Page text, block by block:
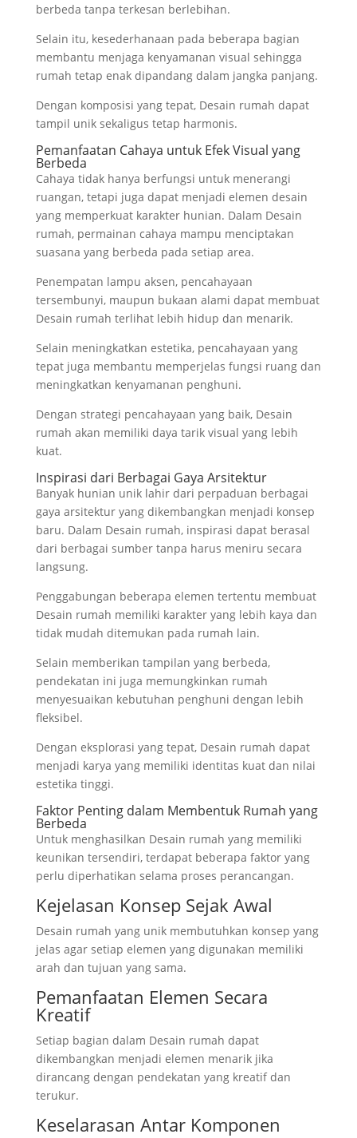
berbeda tanpa terkesan berlebihan.
Selain itu, kesederhanaan pada beberapa bagian
membantu menjaga kenyamanan visual sehingga
rumah tetap enak dipandang dalam jangka panjang.
Dengan komposisi yang tepat, Desain rumah dapat
tampil unik sekaligus tetap harmonis.
Pemanfaatan Cahaya untuk Efek Visual yang
Berbeda
Cahaya tidak hanya berfungsi untuk menerangi
ruangan, tetapi juga dapat menjadi elemen desain
yang memperkuat karakter hunian. Dalam Desain
rumah, permainan cahaya mampu menciptakan
suasana yang berbeda pada setiap area.
Penempatan lampu aksen, pencahayaan
tersembunyi, maupun bukaan alami dapat membuat
Desain rumah terlihat lebih hidup dan menarik.
Selain meningkatkan estetika, pencahayaan yang
tepat juga membantu memperjelas fungsi ruang dan
meningkatkan kenyamanan penghuni.
Dengan strategi pencahayaan yang baik, Desain
rumah akan memiliki daya tarik visual yang lebih
kuat.
Inspirasi dari Berbagai Gaya Arsitektur
Banyak hunian unik lahir dari perpaduan berbagai
gaya arsitektur yang dikembangkan menjadi konsep
baru. Dalam Desain rumah, inspirasi dapat berasal
dari berbagai sumber tanpa harus meniru secara
langsung.
Penggabungan beberapa elemen tertentu membuat
Desain rumah memiliki karakter yang lebih kaya dan
tidak mudah ditemukan pada rumah lain.
Selain memberikan tampilan yang berbeda,
pendekatan ini juga memungkinkan rumah
menyesuaikan kebutuhan penghuni dengan lebih
fleksibel.
Dengan eksplorasi yang tepat, Desain rumah dapat
menjadi karya yang memiliki identitas kuat dan nilai
estetika tinggi.
Faktor Penting dalam Membentuk Rumah yang
Berbeda
Untuk menghasilkan Desain rumah yang memiliki
keunikan tersendiri, terdapat beberapa faktor yang
perlu diperhatikan selama proses perancangan.
Kejelasan Konsep Sejak Awal
Desain rumah yang unik membutuhkan konsep yang
jelas agar setiap elemen yang digunakan memiliki
arah dan tujuan yang sama.
Pemanfaatan Elemen Secara
Kreatif
Setiap bagian dalam Desain rumah dapat
dikembangkan menjadi elemen menarik jika
dirancang dengan pendekatan yang kreatif dan
terukur.
Keselarasan Antar Komponen